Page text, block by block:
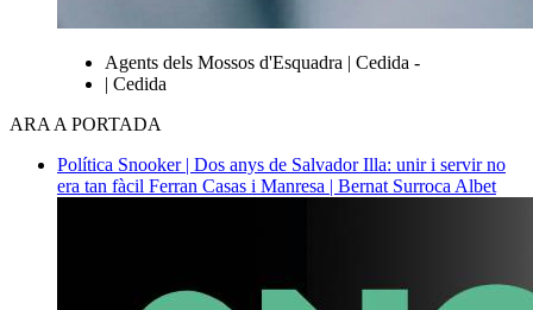
Agents dels Mossos d'Esquadra | Cedida -
| Cedida
ARA A PORTADA
Política Snooker | Dos anys de Salvador Illa: unir i servir no
era tan fàcil Ferran Casas i Manresa | Bernat Surroca Albet